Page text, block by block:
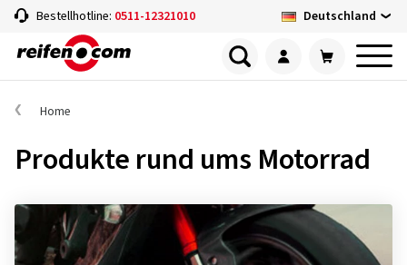
Bestellhotline: 0511-12321010 Deutschland
Home
Produkte rund ums Motorrad